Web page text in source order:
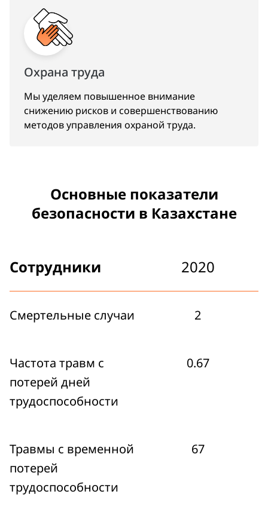
Охрана труда
Мы уделяем повышенное внимание
снижению рисков и совершенствованию
методов управления охраной труда.
Основные показатели
безопасности в Казахстане
Сотрудники 2020
Смертельные случаи 2
Частота травм с
потерей дней
трудоспособности
0.67
Травмы с временной
потерей
трудоспособности
67